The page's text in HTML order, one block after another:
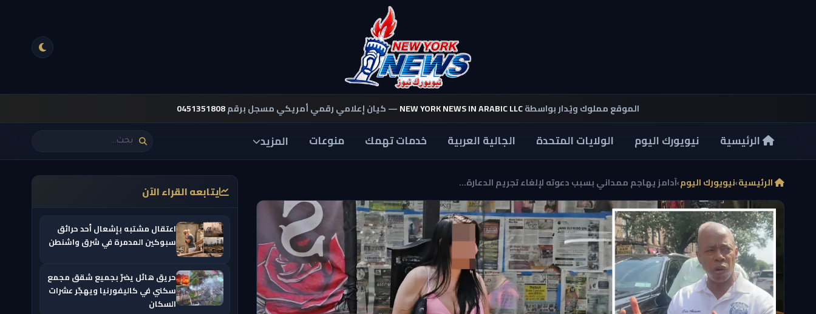
الموقع مملوك ويُدار بواسطةNEW YORK NEWS IN ARABIC LLC— كيان إعلامي رقمي أمريكي مسجل برقم0451351808
الرئيسية نيويورك اليوم الولايات المتحدة الجالية العربية خدمات تهمك منوعات المزيد
الرئيسية›نيويورك اليوم›آدامز يهاجم ممداني بسبب دعوته لإلغاء تجريم الدعارة... يتابعه القراء الآن
اعتقال مشتبه بإشعال أحد حرائق
سبوكين المدمرة في شرق واشنطن
حريق هائل يضرّ بجميع شقق مجمع
سكني في كاليفورنيا ويهجّر عشرات
السكان